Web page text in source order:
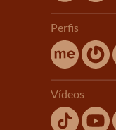
Perfis
Vídeos